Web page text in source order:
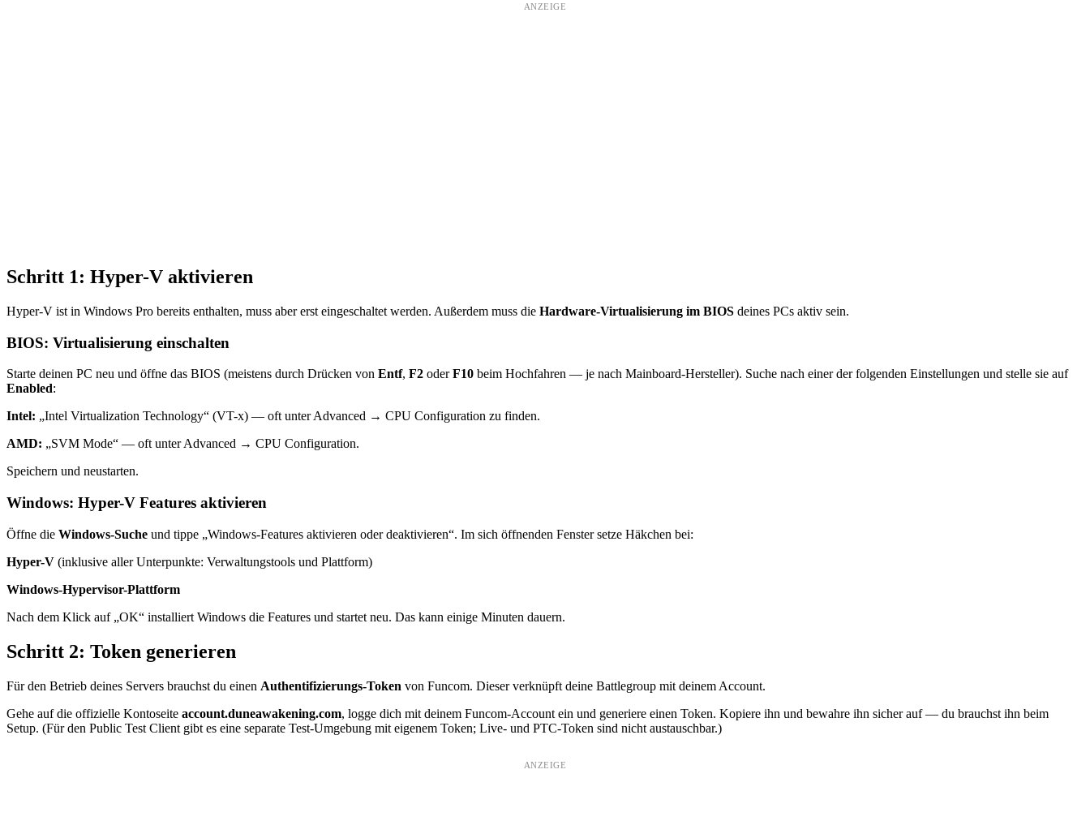
ANZEIGE
Schritt 1: Hyper-V aktivieren
Hyper-V ist in Windows Pro bereits enthalten, muss aber erst eingeschaltet werden. Außerdem muss die Hardware-Virtualisierung im BIOS deines PCs aktiv sein.
BIOS: Virtualisierung einschalten
Starte deinen PC neu und öffne das BIOS (meistens durch Drücken von Entf, F2 oderF10 beim Hochfahren — je nach Mainboard-Hersteller). Suche nach einer der folgenden Einstellungen und stelle sie auf
Enabled:
Intel: „Intel Virtualization Technology“ (VT-x) — oft unter Advanced → CPU Configuration zu finden.
AMD: „SVM Mode“ — oft unter Advanced → CPU Configuration.
Speichern und neustarten.
Windows: Hyper-V Features aktivieren
Öffne die Windows-Suche und tippe „Windows-Features aktivieren oder deaktivieren“. Im sich öffnenden Fenster setze Häkchen bei:
Hyper-V (inklusive aller Unterpunkte: Verwaltungstools und Plattform)
Windows-Hypervisor-Plattform
Nach dem Klick auf „OK“ installiert Windows die Features und startet neu. Das kann einige Minuten dauern.
Schritt 2: Token generieren
Für den Betrieb deines Servers brauchst du einen Authentifizierungs-Token von Funcom. Dieser verknüpft deine Battlegroup mit deinem Account.
Gehe auf die offizielle Kontoseite account.duneawakening.com, logge dich mit deinem Funcom-Account ein und generiere einen Token. Kopiere ihn und bewahre ihn sicher auf — du brauchst ihn beim
Setup. (Für den Public Test Client gibt es eine separate Test-Umgebung mit eigenem Token; Live- und PTC-Token sind nicht austauschbar.)
ANZEIGE